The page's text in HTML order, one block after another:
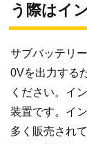
う際はイ
サブバッテリ
0Vを出力する
ください。イ
装置です。イ
多く販売され